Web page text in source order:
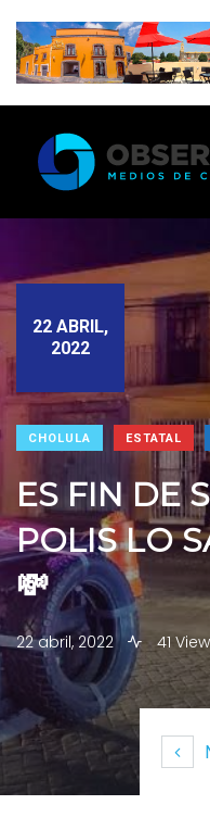
22 ABRIL,
2022
CHOLULA ESTATAL
ES FIN DE
POLIS LO
💸
22 abril, 2022 41